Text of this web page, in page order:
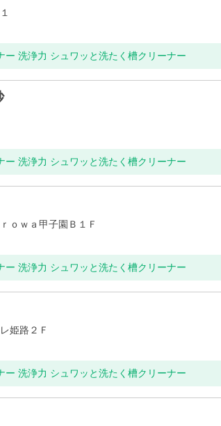
洗浄力 シュワッと洗たく槽クリーナー
洗浄力 シュワッと洗たく槽クリーナー
ｏｗａ甲子園Ｂ１Ｆ
洗浄力 シュワッと洗たく槽クリーナー
姫路２Ｆ
洗浄力 シュワッと洗たく槽クリーナー